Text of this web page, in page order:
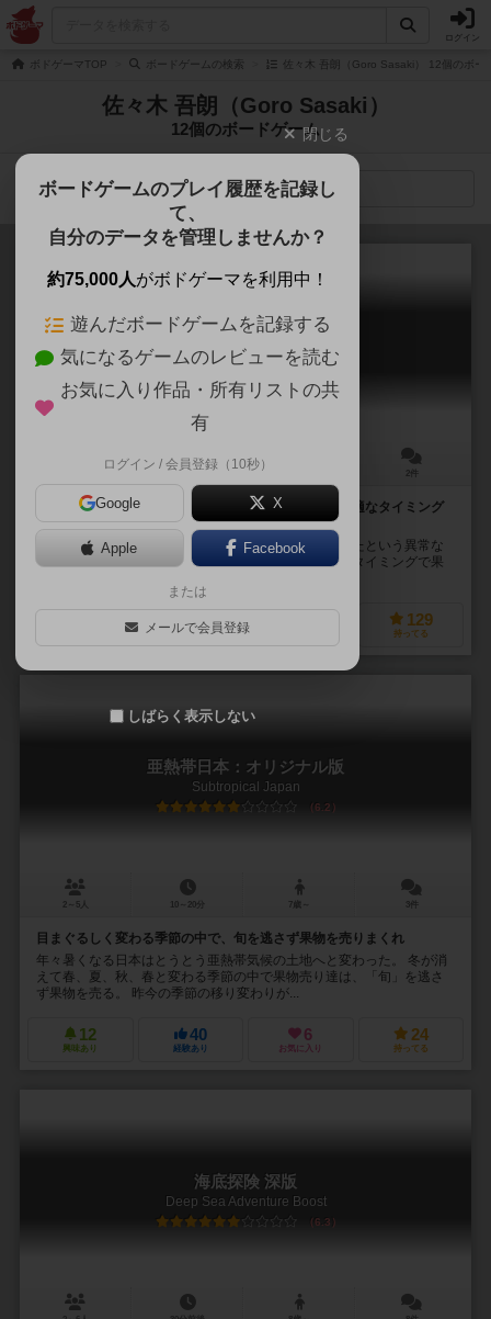
ログイン
ボドゲーマTOP ボードゲームの検索 佐々木 吾朗（Goro Sasaki） 12個のボー
佐々木 吾朗（Goro Sasaki）
12個のボードゲーム
検索メニュー
亜熱帯日本
Tropichaos
20分前後 2件
季節の移り変わりのタイミングを見きわめながら、最適なタイミング
で果物を売っていくゲーム
長すぎる春、短すぎる夏、冬はもうなくなってしまったという異常な
季節の中で価格が変動するなか果物売りとして適切なタイミングで果
78
経験あり
129
持ってる
亜熱帯日本：オリジナル版
Subtropical Japan
6.2
2～5人 10～20分 7歳～ 3件
目まぐるしく変わる季節の中で、旬を逃さず果物を売りまくれ
年々暑くなる日本はとうとう亜熱帯気候の土地へと変わった。 冬が消
えて春、夏、秋、春と変わる季節の中で果物売り達は、「旬」を逃さ
ず果物を売る。 昨今の季節の移り変わりが...
12
興味あり
40
経験あり
6
お気に入り
24
持ってる
海底探険 深版
Deep Sea Adventure Boost
6.3
閉じる
ボードゲームのプレイ履歴を記録し
て、
自分のデータを管理しませんか？
約75,000人がボドゲーマを利用中！
遊んだボードゲームを記録する
気になるゲームのレビューを読む
お気に入り作品・所有リストの共
有
ログイン / 会員登録（10秒）
Google X
Apple Facebook
または
メールで会員登録
しばらく表示しない